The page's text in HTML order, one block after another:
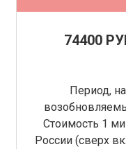
74400
Период,
Стоимость 1
России (сверх